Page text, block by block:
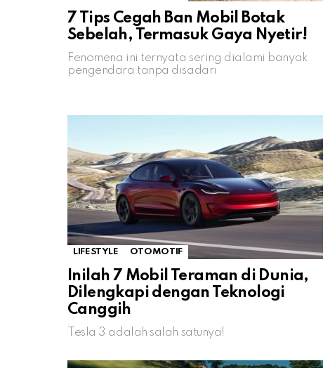
7 Tips Cegah Ban Mobil Botak
Sebelah, Termasuk Gaya Nyetir!
Fenomena ini ternyata sering dialami banyak
pengendara tanpa disadari
LIFESTYLE OTOMOTIF
Inilah 7 Mobil Teraman di Dunia,
Dilengkapi dengan Teknologi
Canggih
Tesla 3 adalah salah satunya!